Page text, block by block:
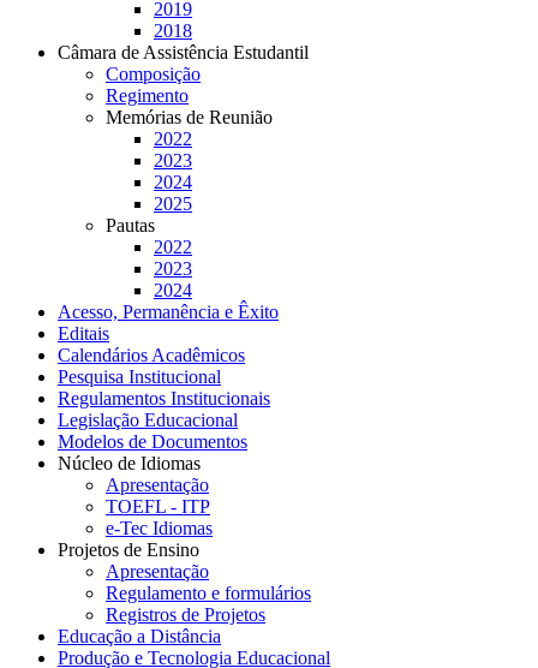
2019
2018
Câmara de Assistência Estudantil
Composição
Regimento
Memórias de Reunião
2022
2023
2024
2025
Pautas
2022
2023
2024
Acesso, Permanência e Êxito
Editais
Calendários Acadêmicos
Pesquisa Institucional
Regulamentos Institucionais
Legislação Educacional
Modelos de Documentos
Núcleo de Idiomas
Apresentação
TOEFL - ITP
e-Tec Idiomas
Projetos de Ensino
Apresentação
Regulamento e formulários
Registros de Projetos
Educação a Distância
Produção e Tecnologia Educacional